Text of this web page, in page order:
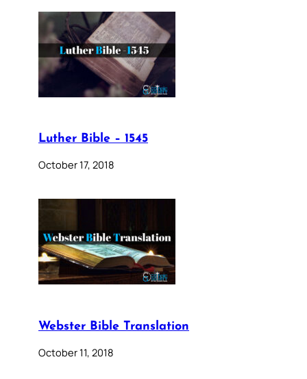
Luther Bible – 1545
October 17, 2018
Webster Bible Translation
October 11, 2018